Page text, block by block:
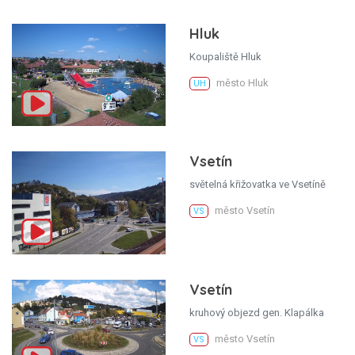
Hluk
Koupaliště Hluk
UH město Hluk
Vsetín
světelná křižovatka ve Vsetíně
VS město Vsetín
Vsetín
kruhový objezd gen. Klapálka
VS město Vsetín